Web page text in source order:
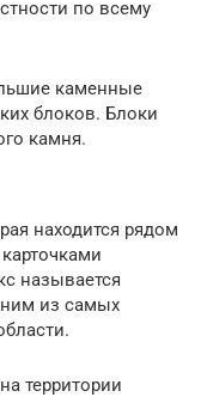
по всему
каменные
блоков. Блоки
камня.
находится рядом
называется
из самых
территории